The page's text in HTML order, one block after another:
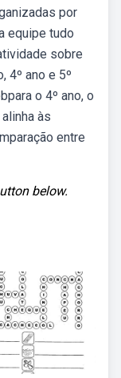
por
equipe tudo
sobre
4º ano e 5º
o 4º ano, o
às
entre
below.